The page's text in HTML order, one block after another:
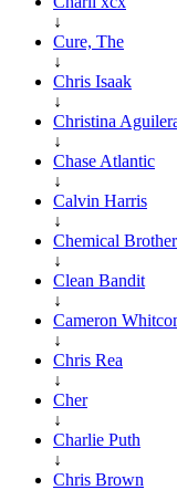
↓
Cure, The
↓
Chris Isaak
↓
Christina
↓
Chase Atlantic
↓
Calvin Harris
↓
Chemical
↓
Clean Bandit
↓
Cameron
↓
Chris Rea
↓
Cher
↓
Charlie Puth
↓
Chris Brown